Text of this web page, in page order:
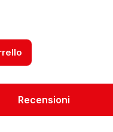
Recensioni